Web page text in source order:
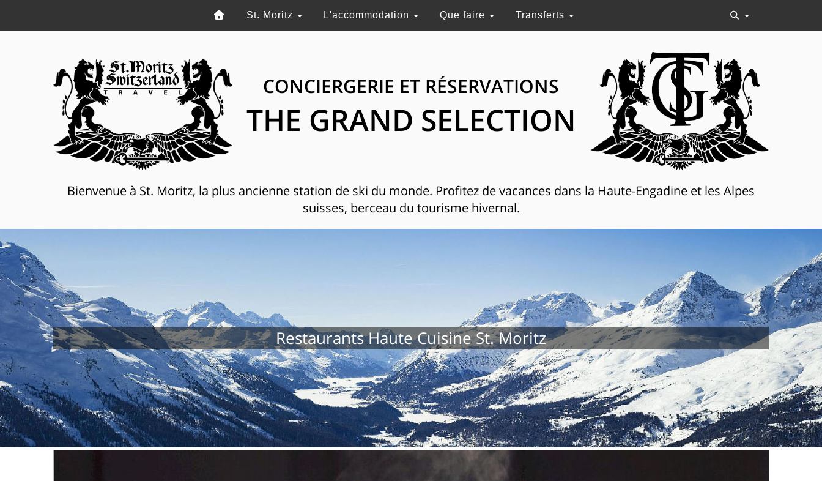
St. Moritz L'accommodation Que faire Transferts
CONCIERGERIE ET RÉSERVATIONS
THE GRAND SELECTION
Bienvenue à St. Moritz, la plus ancienne station de ski du monde. Profitez de vacances dans la Haute-Engadine et les Alpes
suisses, berceau du tourisme hivernal.
Restaurants Haute Cuisine St. Moritz